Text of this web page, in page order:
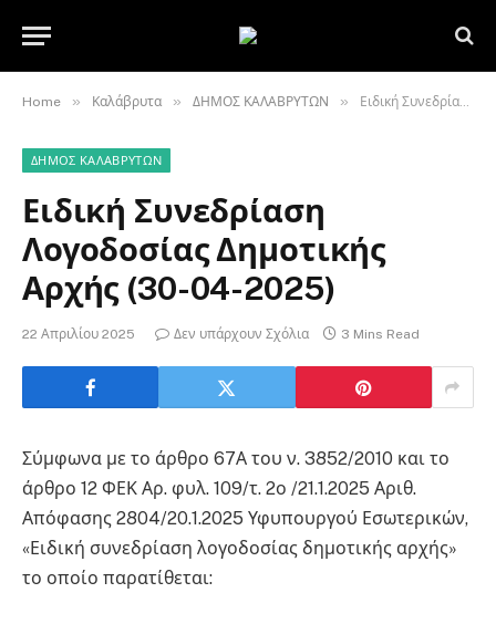
Home » Καλάβρυτα » ΔΗΜΟΣ ΚΑΛΑΒΡΥΤΩΝ » Ειδική Συνεδρίαση Λογοδοσίας Δημοτικής Αρχής (30-04-2025)
ΔΗΜΟΣ ΚΑΛΑΒΡΥΤΩΝ
Ειδική Συνεδρίαση
Λογοδοσίας Δημοτικής
Αρχής (30-04-2025)
22 Απριλίου 2025 Δεν υπάρχουν Σχόλια 3 Mins Read
Σύμφωνα με το άρθρο 67Α του ν. 3852/2010 και το
άρθρο 12 ΦΕΚ Αρ. φυλ. 109/τ. 2ο /21.1.2025 Αριθ.
Απόφασης 2804/20.1.2025 Υφυπουργού Εσωτερικών,
«Ειδική συνεδρίαση λογοδοσίας δημοτικής αρχής»
το οποίο παρατίθεται: